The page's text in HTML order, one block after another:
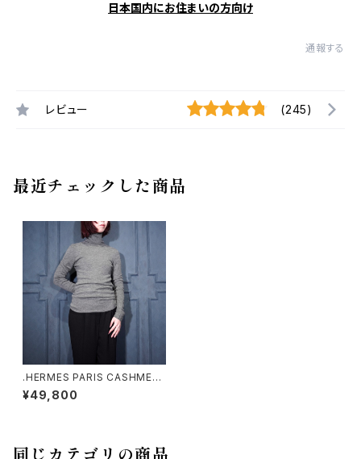
日本国内にお住まいの方向け
通報する
レビュー (245)
最近チェックした商品
.HERMES PARIS CASHMERE
100% HIGH NECK KNIT/エル
メスカシミヤ100%ハイネックニ
¥49,800